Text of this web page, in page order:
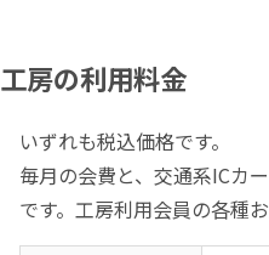
工房の利用料金
いずれも税込価格です。
毎月の会費と、交通系ICカ
です。工房利用会員の各種